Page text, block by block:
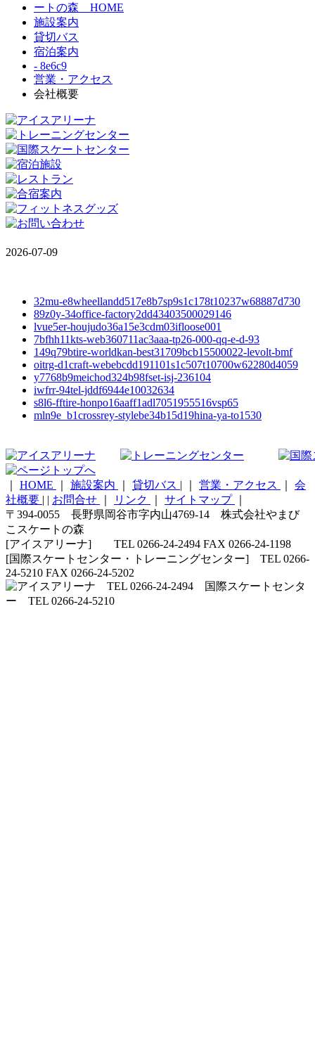
ートの森 HOME
施設案内
貸切バス
宿泊案内
- 8e6c9
営業・アクセス
会社概要
2026-07-09
32mu-e8wheellandd517e8b7sp9s1c178t10237w68887d730
89z0y-34office-factory2dd43403500029146
lvue5er-houjudo36a15e3cdm03ifloose001
7bfhh11kts-web360711ac3aaa-tp26-000-qq-e-d-93
149q79btire-worldkan-best31709bcb15500022-levolt-bmf
oitrg-d1craft-webebcdd191101s1c507t10700w62280d4059
y7768b9meichod324b98fset-isj-236104
iwfrr-94tel-jddf6944e10032634
s8l6-fftire-honpo16aaff1adl7051955516vsp65
mln9e_b1crossrey-stylebe34b15d19hina-ya-to1530
HOME 施設案内 貸切バス | 営業・アクセス
会
社概要 | | お問合せ リンク サイトマップ
〒394-0055 長野県岡谷市字内山4769-14 株式会社やまび
こスケートの森
[アイスアリーナ] TEL 0266-24-2494 FAX 0266-24-1198
[国際スケートセンター・トレーニングセンター] TEL 0266-
24-5210 FAX 0266-24-5202